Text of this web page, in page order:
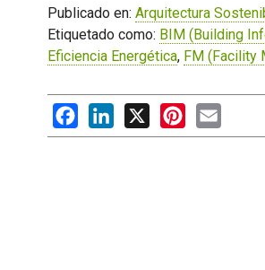
Publicado en: Arquitectura
Etiquetado como: BIM (Building
Eficiencia Energética, FM (Facility
FacebookLinkedIn
X PinterestEmail